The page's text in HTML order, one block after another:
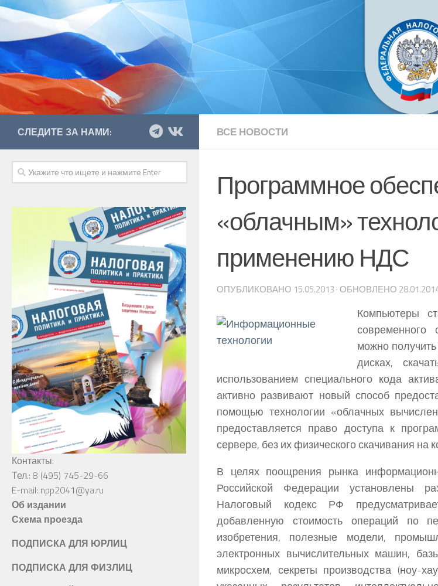
ВСЕ НОВОСТИ
Программное
«облачным»
применению НДС
ОПУБЛИКОВАНО 15.05.2013 · ОБНОВЛЕНО
Компьютеры
современного
можно
дисках,
использованием специального кода
активно развивают новый способ
помощью технологии «облачных
предоставляется право доступа к
сервере, без их физического скачивания на
В целях поощрения рынка
Российской Федерации установлены
Налоговый кодекс РФ
добавленную стоимость операций по
изобретения, полезные модели,
электронных вычислительных машин,
микросхем, секреты производства (ноу-
СЛЕДИТЕ ЗА НАМИ:
Контакты:
Тел.: 8 (495) 745-29-66
E-mail: npp2041@ya.ru
Об издании
Схема проезда
ПОДПИСКА ДЛЯ ЮРЛИЦ
ПОДПИСКА ДЛЯ ФИЗЛИЦ